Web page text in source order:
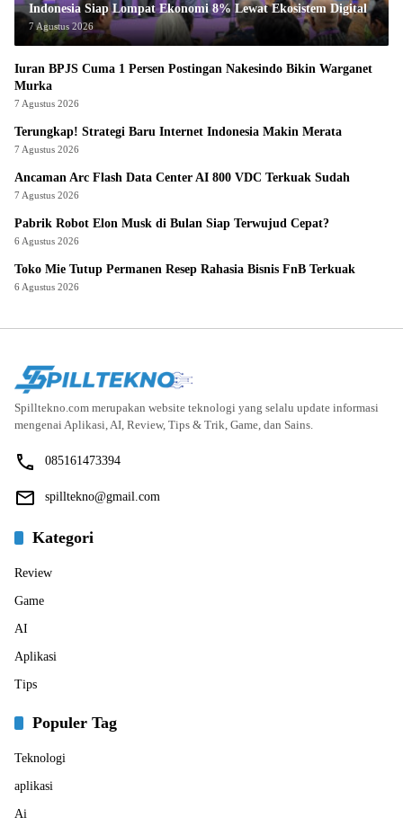
Indonesia Siap Lompat Ekonomi 8% Lewat Ekosistem Digital
7 Agustus 2026
Iuran BPJS Cuma 1 Persen Postingan Nakesindo Bikin Warganet
Murka
7 Agustus 2026
Terungkap! Strategi Baru Internet Indonesia Makin Merata
7 Agustus 2026
Ancaman Arc Flash Data Center AI 800 VDC Terkuak Sudah
7 Agustus 2026
Pabrik Robot Elon Musk di Bulan Siap Terwujud Cepat?
6 Agustus 2026
Toko Mie Tutup Permanen Resep Rahasia Bisnis FnB Terkuak
6 Agustus 2026
Spilltekno.com merupakan website teknologi yang selalu update informasi
mengenai Aplikasi, AI, Review, Tips & Trik, Game, dan Sains.
085161473394
spilltekno@gmail.com
Kategori
Review
Game
AI
Aplikasi
Tips
Populer Tag
Teknologi
aplikasi
Ai